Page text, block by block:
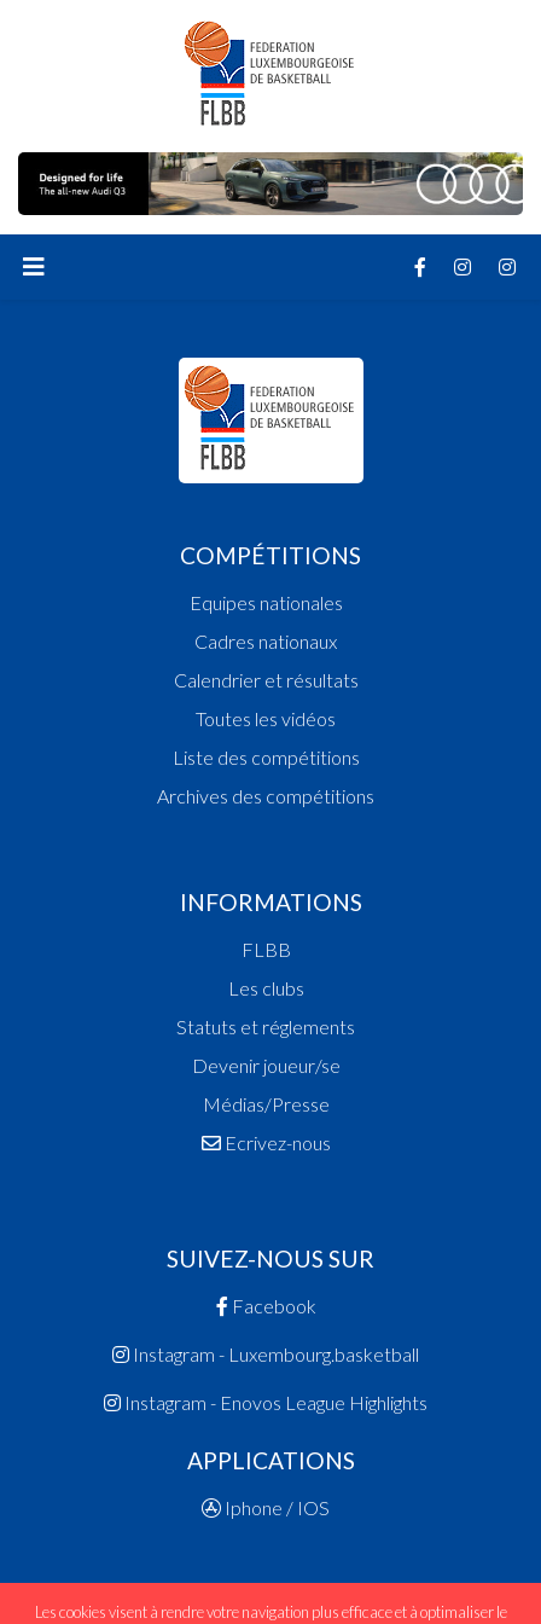
COMPÉTITIONS
Equipes nationales
Cadres nationaux
Calendrier et résultats
Toutes les vidéos
Liste des compétitions
Archives des compétitions
INFORMATIONS
FLBB
Les clubs
Statuts et réglements
Devenir joueur/se
Médias/Presse
Ecrivez-nous
SUIVEZ-NOUS SUR
Facebook
Instagram - Luxembourg.basketball
Instagram - Enovos League Highlights
APPLICATIONS
Iphone / IOS
Les cookies visent à rendre votre navigation plus efficace et à optimaliser le